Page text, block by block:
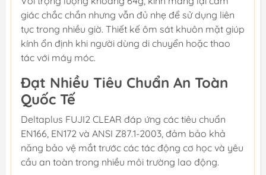
giác chắc chắn nhưng vẫn đủ nhẹ để sử dụng liên
tục trong nhiều giờ. Thiết kế ôm sát khuôn mặt giúp
kính ổn định khi người dùng di chuyển hoặc thao
tác với máy móc.
Đạt Nhiều Tiêu Chuẩn An Toàn
Quốc Tế
Deltaplus FUJI2 CLEAR đáp ứng các tiêu chuẩn
EN166, EN172 và ANSI Z87.1-2003, đảm bảo khả
năng bảo vệ mắt trước các tác động cơ học và yêu
cầu an toàn trong nhiều môi trường lao động.